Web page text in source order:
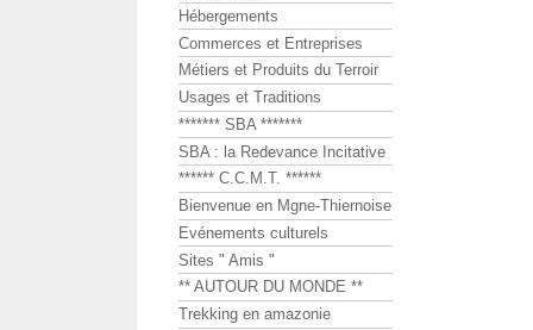
Hébergements
Commerces et Entreprises
Métiers et Produits du Terroir
Usages et Traditions
******* SBA *******
SBA : la Redevance Incitative
****** C.C.M.T. ******
Bienvenue en Mgne-Thiernoise
Evénements culturels
Sites " Amis "
** AUTOUR DU MONDE **
Trekking en amazonie